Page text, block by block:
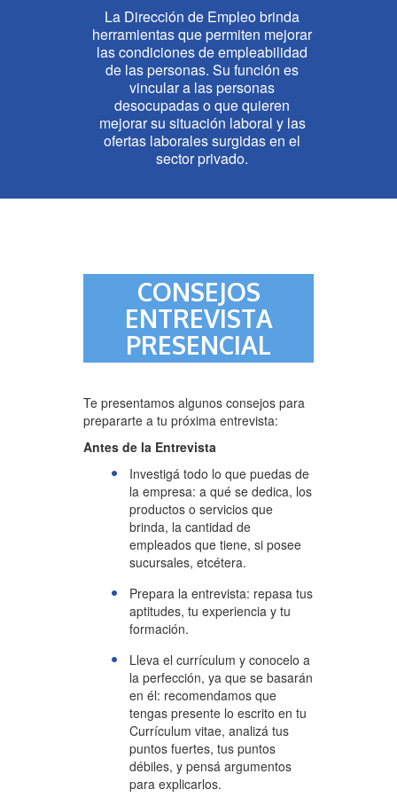
La Dirección de Empleo brinda
herramientas que permiten mejorar
las condiciones de empleabilidad
de las personas. Su función es
vincular a las personas
desocupadas o que quieren
mejorar su situación laboral y las
ofertas laborales surgidas en el
sector privado.
CONSEJOS
ENTREVISTA
PRESENCIAL
Te presentamos algunos consejos para
prepararte a tu próxima entrevista:
Antes de la Entrevista
Investigá todo lo que puedas de
la empresa: a qué se dedica, los
productos o servicios que
brinda, la cantidad de
empleados que tiene, si posee
sucursales, etcétera.
Prepara la entrevista: repasa tus
aptitudes, tu experiencia y tu
formación.
Lleva el currículum y conocelo a
la perfección, ya que se basarán
en él: recomendamos que
tengas presente lo escrito en tu
Currículum vitae, analizá tus
puntos fuertes, tus puntos
débiles, y pensá argumentos
para explicarlos.